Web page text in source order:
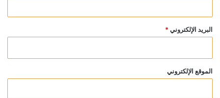
البريد الإلكتروني *
الموقع الإلكتروني